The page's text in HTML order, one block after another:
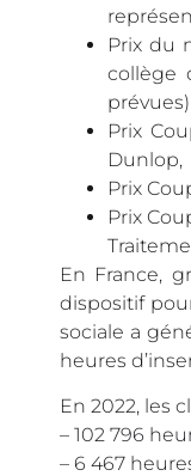
Prix du
collège
prévues)
Prix
Dunlop,
Prix
Prix
En France,
dispositif
sociale a
heures
En 2022, les
– 102 796
– 6 467